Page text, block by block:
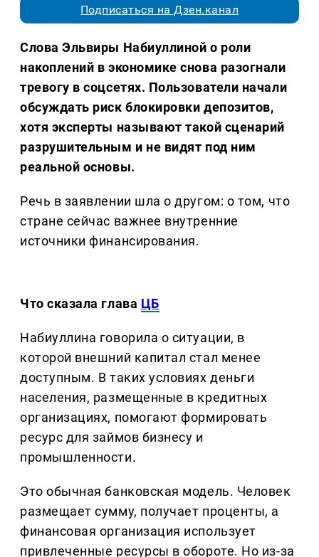
Подписаться на Дзен.канал
Слова Эльвиры Набиуллиной о роли
накоплений в экономике снова разогнали
тревогу в соцсетях. Пользователи начали
обсуждать риск блокировки депозитов,
хотя эксперты называют такой сценарий
разрушительным и не видят под ним
реальной основы.
Речь в заявлении шла о другом: о том, что
стране сейчас важнее внутренние
источники финансирования.
Что сказала глава ЦБ
Набиуллина говорила о ситуации, в
которой внешний капитал стал менее
доступным. В таких условиях деньги
населения, размещенные в кредитных
организациях, помогают формировать
ресурс для займов бизнесу и
промышленности.
Это обычная банковская модель. Человек
размещает сумму, получает проценты, а
финансовая организация использует
привлеченные ресурсы в обороте. Но из-за